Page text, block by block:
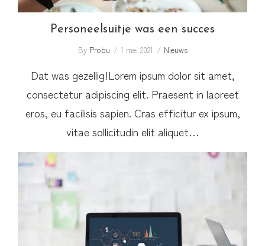
Personeelsuitje was een succes
By Probu 1 mei 2021 Nieuws
Dat was gezellig!Lorem ipsum dolor sit amet,
consectetur adipiscing elit. Praesent in laoreet
eros, eu facilisis sapien. Cras efficitur ex ipsum,
vitae sollicitudin elit aliquet…
Binnenkort: kortingen op onze diensten